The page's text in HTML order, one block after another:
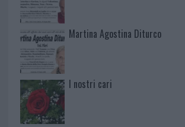
Martina Agostina Diturco
I nostri cari